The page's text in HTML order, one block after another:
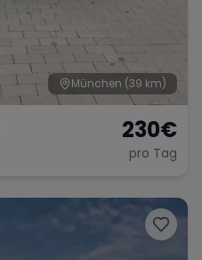
München (39 km)
230€
pro Tag